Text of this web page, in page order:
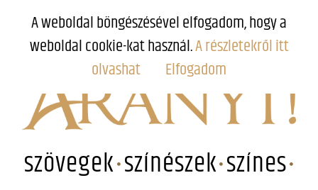
szövegek színészek színes
A weboldal böngészésével elfogadom, hogy a
weboldal cookie-kat használ.A részletekről itt
olvashat
Elfogadom